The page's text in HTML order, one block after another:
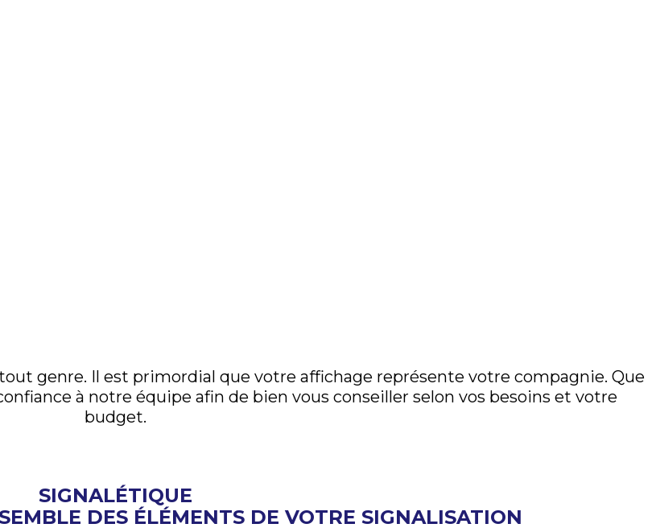
genre. Il est primordial que votre affichage représente votre compagnie. Que
à notre équipe afin de bien vous conseiller selon vos besoins et votre
budget.
SIGNALÉTIQUE
DES ÉLÉMENTS DE VOTRE SIGNALISATION